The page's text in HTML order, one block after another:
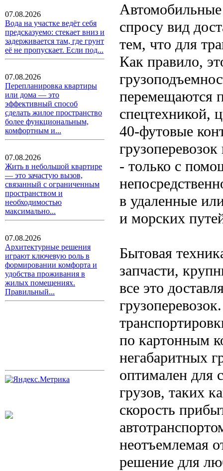
07.08.2026
Вода на участке ведёт себя
предсказуемо: стекает вниз и
задерживается там, где грунт
её не пропускает. Если под...
07.08.2026
Перепланировка квартиры
или дома — это
эффективный способ
сделать жилое пространство
более функциональным,
комфортным и...
07.08.2026
Жить в небольшой квартире
— это зачастую вызов,
связанный с ограниченным
пространством и
необходимостью
максимально...
07.08.2026
Архитектурные решения
играют ключевую роль в
формировании комфорта и
удобства проживания в
жилых помещениях.
Правильный...
спросу вид
тем, что для
Как правило,
перемещаются
спецтехникой,
40-футовые
- только с
в удаленные
и морских
Бытовая
запчасти,
все это
по картонным
негабаритных
оптимален для
грузов, таких
скорость
неотъемлемая
решение для